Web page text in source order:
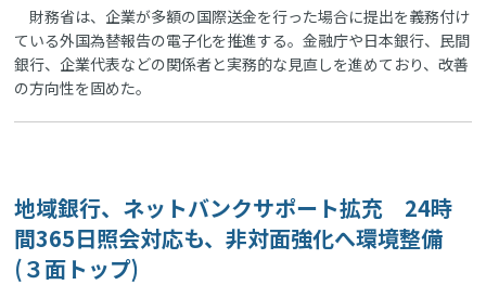
財務省は、企業が多額の国際送金を行った場合に提出を義務付け
ている外国為替報告の電子化を推進する。金融庁や日本銀行、民間
銀行、企業代表などの関係者と実務的な見直しを進めており、改善
の方向性を固めた。
地域銀行、ネットバンクサポート拡充 24時
間365日照会対応も、非対面強化へ環境整備
(３面トップ)